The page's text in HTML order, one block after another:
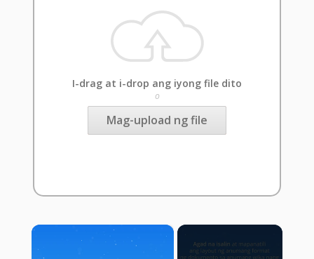
I-drag at i-drop ang iyong file dito
o
Mag-upload ng file
×